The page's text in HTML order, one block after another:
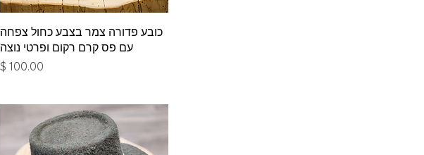
תצוגה מהירה
כובע פדורה צמר בצבע כחול צפחה
עם פס קרם רקום ופרטי נוצה
מחיר